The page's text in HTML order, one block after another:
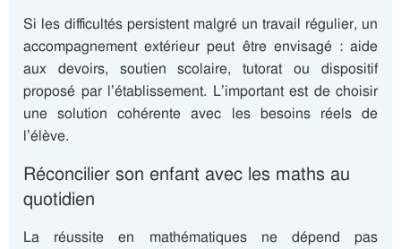
Si les difficultés persistent malgré un travail régulier, un
accompagnement extérieur peut être envisagé : aide
aux devoirs, soutien scolaire, tutorat ou dispositif
proposé par l’établissement. L’important est de choisir
une solution cohérente avec les besoins réels de
l’élève.
Réconcilier son enfant avec les maths au
quotidien
La réussite en mathématiques ne dépend pas